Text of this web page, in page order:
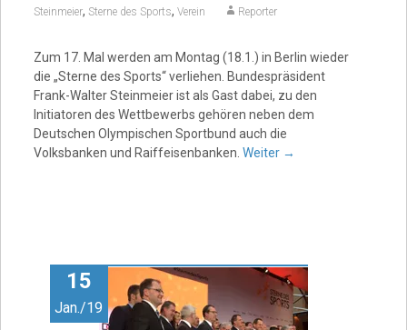
Steinmeier, Sterne des Sports, Verein Reporter
Zum 17. Mal werden am Montag (18.1.) in Berlin wieder
die „Sterne des Sports“ verliehen. Bundespräsident
Frank-Walter Steinmeier ist als Gast dabei, zu den
Initiatoren des Wettbewerbs gehören neben dem
Deutschen Olympischen Sportbund auch die
Volksbanken und Raiffeisenbanken. Weiter →
15
Jan./19